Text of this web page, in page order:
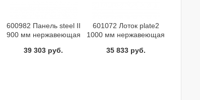
600982 Панель steel II
900 мм нержавеющая
TECE
39 303 руб.
601072 Лоток plate2
1000 мм нержавеющая
35 833 руб.